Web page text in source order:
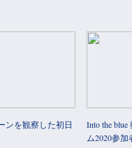
ンを観察した初日
Into the
ム2020参加